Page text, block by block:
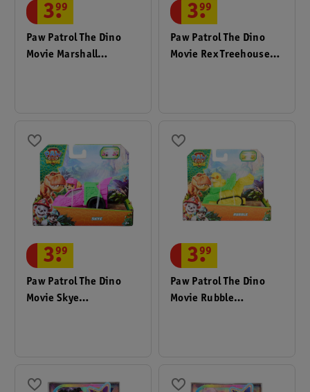
Paw Patrol The Dino
Movie Marshall
3.
99
Paw Patrol The Dino
Movie Rex Treehouse
3.
99
Paw Patrol The Dino
Movie Skye
3.
99
Paw Patrol The Dino
Movie Rubble
3.
99